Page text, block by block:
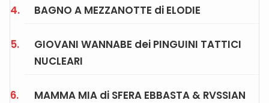
BAGNO A MEZZANOTTE di ELODIE
GIOVANI WANNABE dei PINGUINI TATTICI
NUCLEARI
MAMMA MIA di SFERA EBBASTA & RVSSIAN